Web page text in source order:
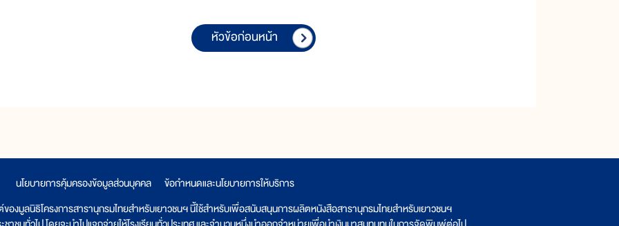
หัวข้อก่อนหน้า
นโยบายการคุ้มครองข้อมูลส่วนบุคคล
ข้อกำหนดและนโยบายการให้บริการ
องมูลนิธิโครงการสารานุกรมไทยสำหรับเยาวชนฯ นี้ใช้สำหรับเพื่อสนับสนุนการผลิตหนังสือสารานุกรมไทยสำหรับเยาวชนฯ